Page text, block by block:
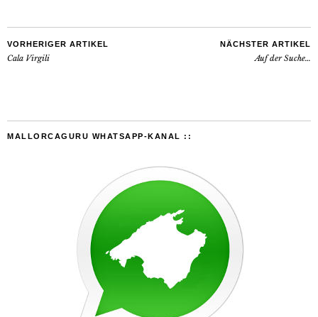
VORHERIGER ARTIKEL
Cala Virgili
NÄCHSTER ARTIKEL
Auf der Suche…
MALLORCAGURU WHATSAPP-KANAL ::